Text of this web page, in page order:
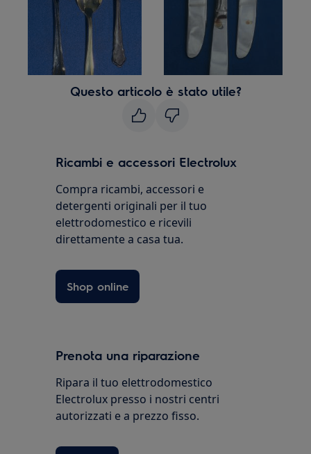
Questo articolo è stato utile?
Ricambi e accessori Electrolux
Compra ricambi, accessori e
detergenti originali per il tuo
elettrodomestico e ricevili
direttamente a casa tua.
Shop online
Prenota una riparazione
Ripara il tuo elettrodomestico
Electrolux presso i nostri centri
autorizzati e a prezzo fisso.